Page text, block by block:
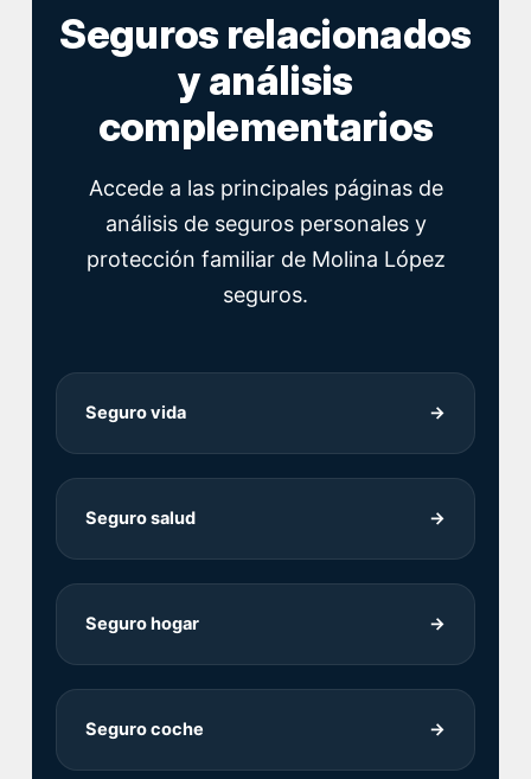
Seguros relacionados
y análisis
complementarios
Accede a las principales páginas de
análisis de seguros personales y
protección familiar de Molina López
seguros.
Seguro vida →
Seguro salud →
Seguro hogar →
Seguro coche →